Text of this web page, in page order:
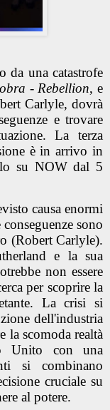
una catastrofe
- Rebellion, e
Carlyle, dovrà
e trovare
La terza
è in arrivo in
su NOW dal 5
causa enormi
sono
(Robert Carlyle).
e la sua
non essere
per scoprire la
La crisi si
dell'industria
la scomoda realtà
Unito con una
si combinano
cruciale su
al potere.